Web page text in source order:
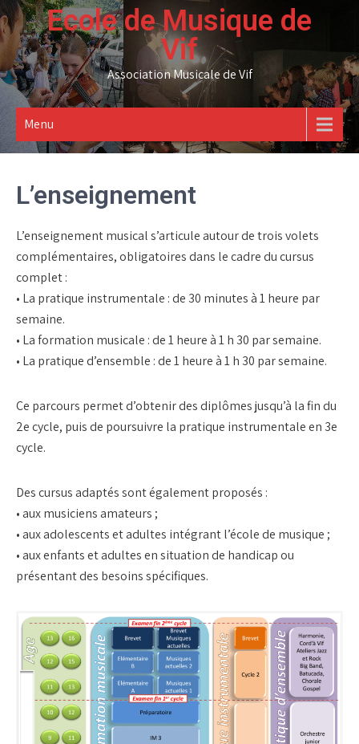
Skip
to
content
Ecole de Musique de
Vif
Association Musicale de Vif
Menu
L’enseignement
L’enseignement musical s’articule autour de trois volets
complémentaires, obligatoires dans le cadre du cursus
complet :
• La pratique instrumentale : de 30 minutes à 1 heure par
semaine.
• La formation musicale : de 1 heure à 1 h 30 par semaine.
• La pratique d’ensemble : de 1 heure à 1 h 30 par semaine.
Ce parcours permet d’obtenir des diplômes jusqu’à la fin du
2e cycle, puis de poursuivre la pratique instrumentale en 3e
cycle.
Des cursus adaptés sont également proposés :
• aux musiciens amateurs ;
• aux adolescents et adultes intégrant l’école de musique ;
• aux enfants et adultes en situation de handicap ou
présentant des besoins spécifiques.